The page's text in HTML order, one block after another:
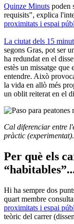
Quinze Minuts poden
requisits", explica
proximitats i espai
La ciutat dels 15
segons Gras, pot ser
ha redundat en el
estès un missatge
entendre. Això
la vida en allò més
un oblit reiterat en el
Cal diferenciar entre
pràctic
Per què els
Hi ha sempre dos
quart membre
proximitats i espai
teòric del carrer